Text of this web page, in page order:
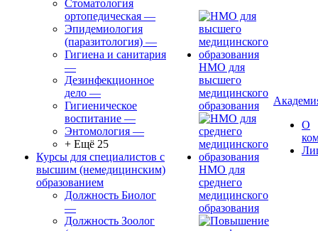
Стоматология
ортопедическая —
Эпидемиология
(паразитология) —
Гигиена и санитария
—
Дезинфекционное
дело —
Гигиеническое
воспитание —
Энтомология —
+ Ещё 25
Курсы для специалистов с
высшим (немедицинским)
образованием
Должность Биолог
—
Должность Зоолог
НМО для
высшего
медицинского
образования
НМО для
среднего
медицинского
образования
О